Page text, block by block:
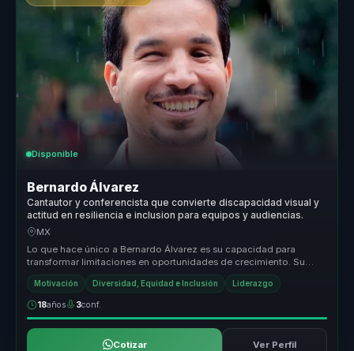
Disponible
Bernardo Álvarez
Cantautor y conferencista que convierte discapacidad visual y
actitud en resiliencia e inclusion para equipos y audiencias.
MX
Lo que hace único a Bernardo Álvarez es su capacidad para
transformar limitaciones en oportunidades de crecimiento. Su
enfoque en la acep...
Motivación Diversidad, Equidad e Inclusión Liderazgo
18años 3conf.
Cotizar Ver Perfil